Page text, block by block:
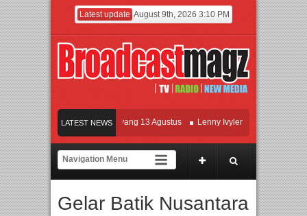
Latest update August 9th, 2026 3:10 PM
LATEST NEWS
KETOK MEJIK Siap Tayang 13 Agustus Lenny Ivylen: 26 Tahun Jaga
dan Universitas Agung Podomoro Jalin Kerja Sama Pendidikan dan Riset untuk
Gelar Batik Nusantara